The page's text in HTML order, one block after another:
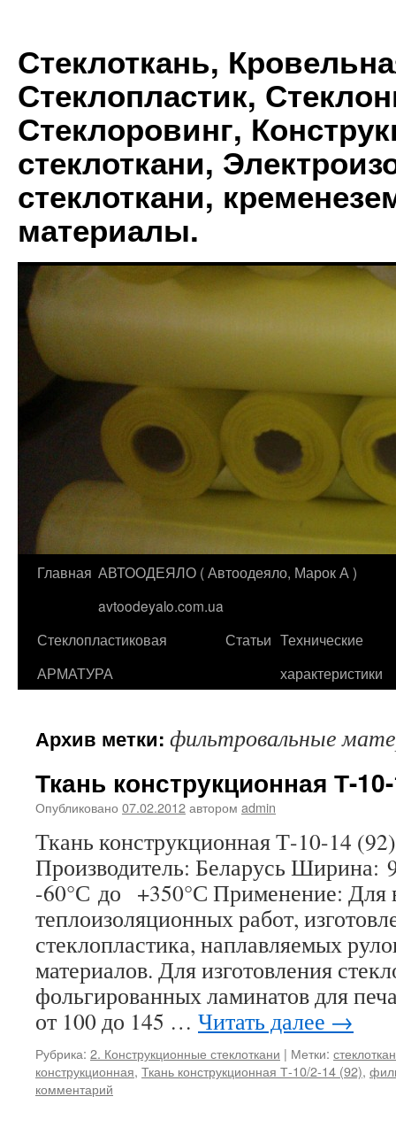
Стеклоткань,
Стеклопластик,
Стеклоровинг,
стеклоткани,
стеклоткани,
материалы.
Перейти
содержимому
Главная АВТООДЕЯЛО ( Автоодеяло, Марок А )
avtoodeyalo.com.ua
Стеклопластиковая
АРМАТУРА
Статьи Технические
характеристики
Архив метки: фильтровальные
Ткань конструкционная Т-
Опубликовано 07.02.2012автором admin
Ткань конструкционная Т-10-
Производитель: Беларусь Ширина:
-60°С до +350°С Применение: Для
теплоизоляционных работ,
стеклопластика, наплавляемых
материалов. Для изготовления
фольгированных ламинатов для
от 100 до 145 … Читать далее →
Рубрика: 2. Конструкционные стеклоткани | Метки:
конструкционная, Ткань конструкционная Т-10/2-14 (92),
комментарий